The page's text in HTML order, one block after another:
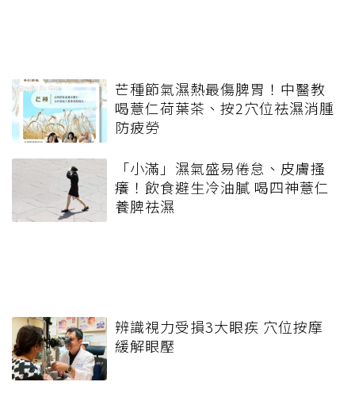
芒種節氣濕熱最傷脾胃！中醫教
喝薏仁荷葉茶、按2穴位祛濕消腫
防疲勞
「小滿」濕氣盛易倦怠、皮膚搔
癢！飲食避生冷油膩 喝四神薏仁
養脾祛濕
辨識視力受損3大眼疾 穴位按摩
緩解眼壓